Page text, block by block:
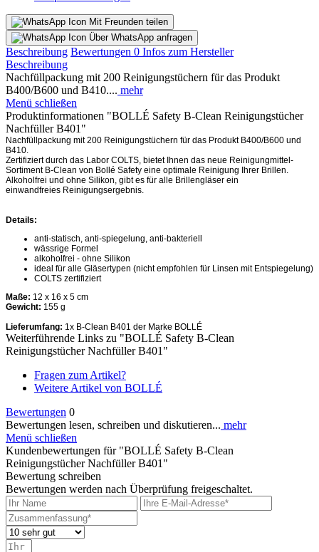
Mit Freunden teilen
Über WhatsApp anfragen
Beschreibung Bewertungen 0 Infos zum Hersteller
Beschreibung
Nachfüllpackung mit 200 Reinigungstüchern für das Produkt
B400/B600 und B410.... mehr
Menü schließen
Produktinformationen "BOLLÉ Safety B-Clean Reinigungstücher
Nachfüller B401"
Nachfüllpackung mit 200 Reinigungstüchern für das Produkt B400/B600 und
B410.
Zertifiziert durch das Labor COLTS, bietet Ihnen das neue Reinigungmittel-
Sortiment B-Clean von Bollé Safety eine optimale Reinigung Ihrer Brillen.
Alkoholfrei und ohne Silikon, gibt es für alle Brillengläser ein
einwandfreies Reinigungsergebnis.
Details:
anti-statisch, anti-spiegelung, anti-bakteriell
wässrige Formel
alkoholfrei - ohne Silikon
ideal für alle Gläsertypen (nicht empfohlen für Linsen mit Entspiegelung)
COLTS zertifiziert
Maße: 12 x 16 x 5 cm
Gewicht: 155 g
Lieferumfang: 1x B-Clean B401 der Marke BOLLÉ
Weiterführende Links zu "BOLLÉ Safety B-Clean
Reinigungstücher Nachfüller B401"
Fragen zum Artikel?
Weitere Artikel von BOLLÉ
Bewertungen 0
Bewertungen lesen, schreiben und diskutieren... mehr
Menü schließen
Kundenbewertungen für "BOLLÉ Safety B-Clean
Reinigungstücher Nachfüller B401"
Bewertung schreiben
Bewertungen werden nach Überprüfung freigeschaltet.